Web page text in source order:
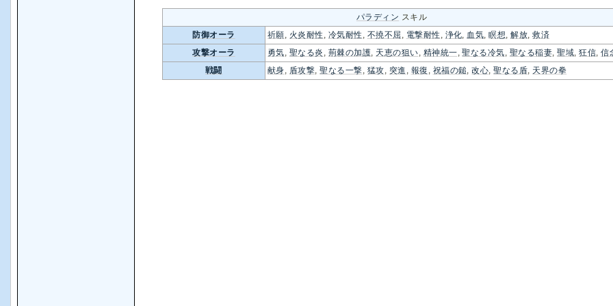
パラディン スキル
防御オーラ
祈願, 火炎耐性, 冷気耐性, 不撓不屈 , 電撃耐性, 浄化, 血気,瞑想,解放,救済
攻撃オーラ
勇気, 聖なる炎 , 荊棘の加護, 天恵の狙い, 精神統一,聖なる冷気, 聖なる稲妻,聖域,狂信,信
戦闘
献身, 盾攻撃,聖なる一撃, 猛攻, 突進 , 報復 , 祝福の鎚,改心,聖なる盾, 天界の拳